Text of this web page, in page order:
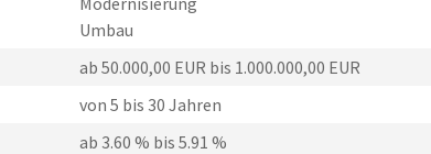
Umbau
ab 50.000,00 EUR bis 1.000.000,00 EUR
von 5 bis 30 Jahren
ab 3.60 % bis 5.91 %